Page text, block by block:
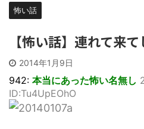
怖い話
【怖い話】連れて来
2014年1月9日
942: 本当にあった怖い名無し
ID:Tu4UpEOhO